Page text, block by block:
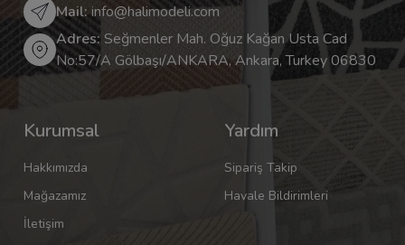
Mail:info@halimodeli.com
Adres: Seğmenler Mah. Oğuz Kağan Usta Cad
No:57/A Gölbaşı/ANKARA, Ankara, Turkey 06830
Kurumsal
Hakkımızda
Mağazamız
İletişim
Yardım
Sipariş Takip
Havale Bildirimleri